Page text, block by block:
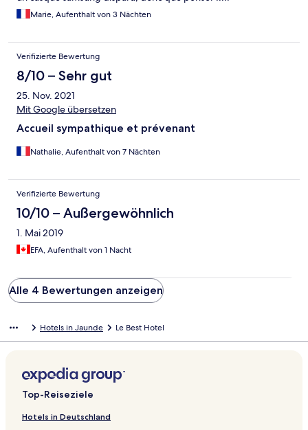
Marie, Aufenthalt von 3 Nächten
Verifizierte Bewertung
8/10 – Sehr gut
25. Nov. 2021
Mit Google übersetzen
Accueil sympathique et prévenant
Nathalie, Aufenthalt von 7 Nächten
Verifizierte Bewertung
10/10 – Außergewöhnlich
1. Mai 2019
EFA, Aufenthalt von 1 Nacht
Alle 4 Bewertungen anzeigen
Hotels in Jaunde Le Best Hotel
Top-Reiseziele
Hotels in Deutschland